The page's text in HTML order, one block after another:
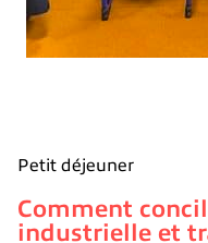
Petit déjeuner
Comment
industrielle et